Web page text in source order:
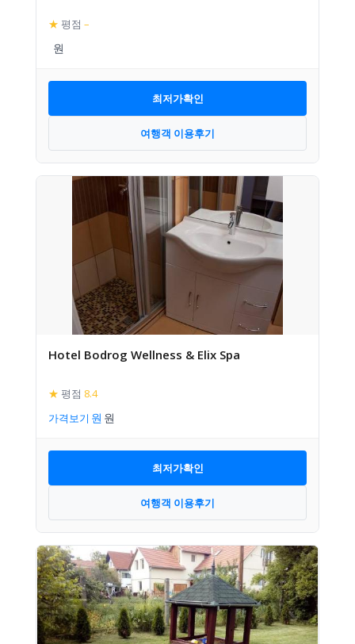
★ 평점 –
최저가확인
여행객 이용후기
Hotel Bodrog Wellness & Elix Spa
★ 평점 8.4
가격보기
최저가확인
여행객 이용후기